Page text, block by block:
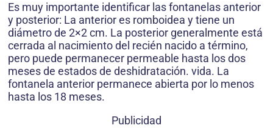
Es muy importante identificar las fontanelas anterior
y posterior: La anterior es romboidea y tiene un
diámetro de 2×2 cm. La posterior generalmente está
cerrada al nacimiento del recién nacido a término,
pero puede permanecer permeable hasta los dos
meses de estados de deshidratación. vida. La
fontanela anterior permanece abierta por lo menos
hasta los 18 meses.
Publicidad